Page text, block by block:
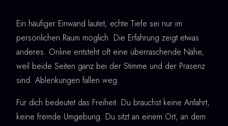
Ein häufiger Einwand lautet, echte Tiefe sei nur im
persönlichen Raum möglich. Die Erfahrung zeigt etwas
anderes. Online entsteht oft eine überraschende Nähe,
weil beide Seiten ganz bei der Stimme und der Präsenz
sind. Ablenkungen fallen weg.
Für dich bedeutet das Freiheit. Du brauchst keine Anfahrt,
keine fremde Umgebung. Du sitzt an einem Ort, an dem